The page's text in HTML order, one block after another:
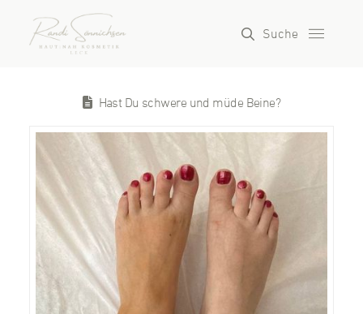
Suche
Hast Du schwere und müde Beine?